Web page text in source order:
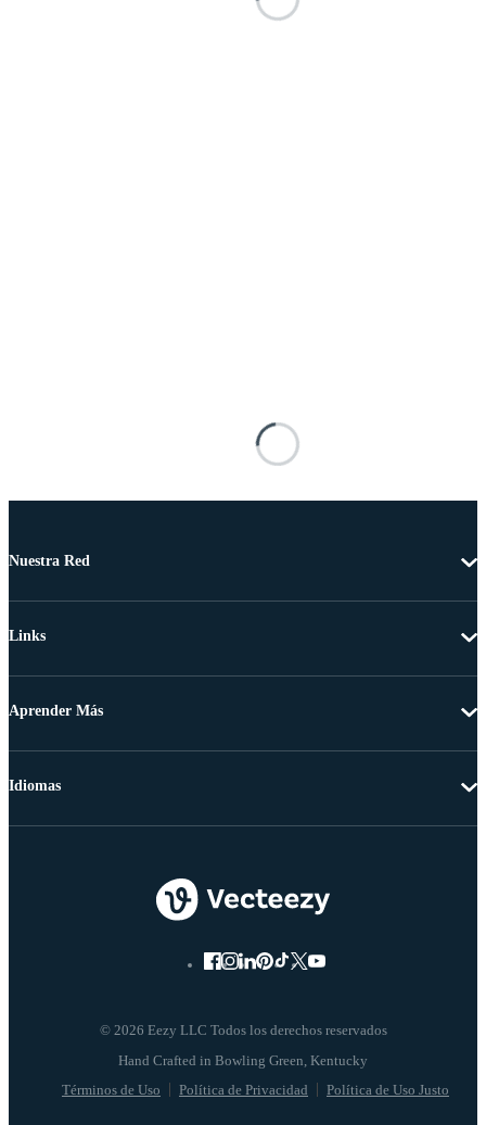
Nuestra Red
Links
Aprender Más
© 2026 Eezy LLC Todos los derechos reservados
Términos de Uso Política de Privacidad Política de Uso Justo
Idiomas